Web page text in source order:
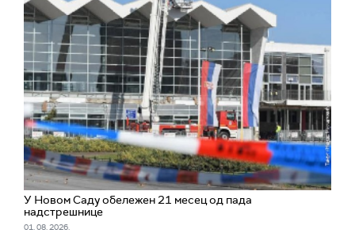
У Новом Саду обележен 21 месец од пада
надстрешнице
01. 08. 2026.